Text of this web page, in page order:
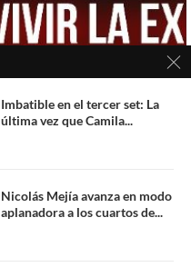
Imbatible en el tercer set: La
última vez que Camila...
Nicolás Mejía avanza en modo
aplanadora a los cuartos de...